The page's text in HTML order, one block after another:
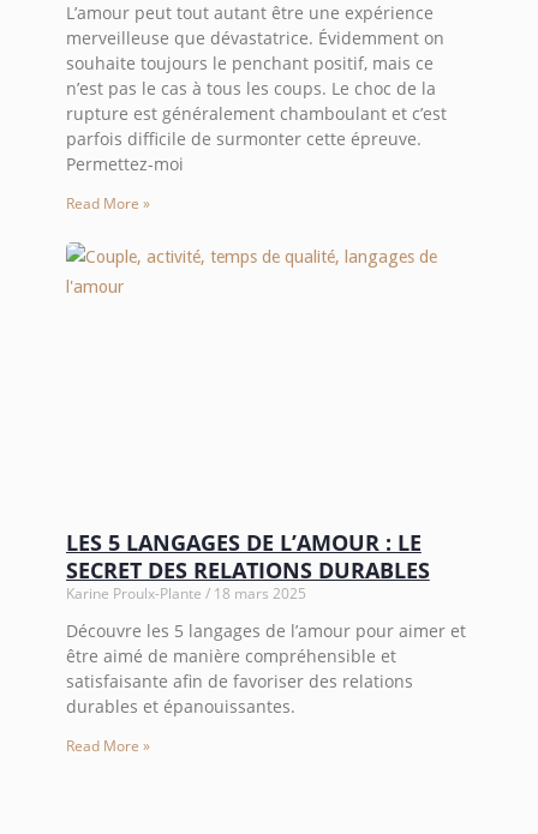
L’amour peut tout autant être une expérience
merveilleuse que dévastatrice. Évidemment on
souhaite toujours le penchant positif, mais ce
n’est pas le cas à tous les coups. Le choc de la
rupture est généralement chamboulant et c’est
parfois difficile de surmonter cette épreuve.
Permettez-moi
Read More »
LES 5 LANGAGES DE L’AMOUR : LE
SECRET DES RELATIONS DURABLES
Karine Proulx-Plante 18 mars 2025
Découvre les 5 langages de l’amour pour aimer et
être aimé de manière compréhensible et
satisfaisante afin de favoriser des relations
durables et épanouissantes.
Read More »